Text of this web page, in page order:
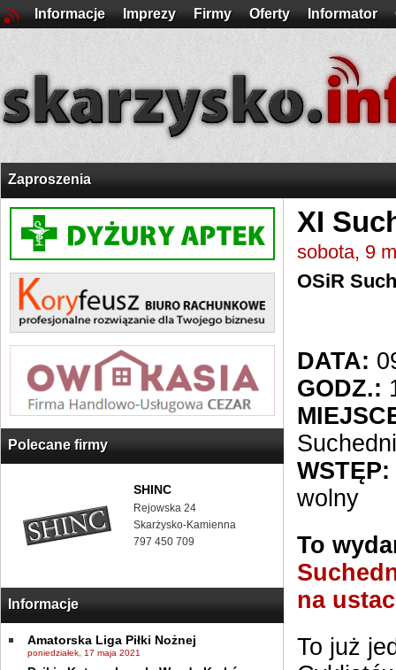
Informacje Imprezy Firmy Oferty Informator
Zaproszenia
Polecane firmy
SHINC
Rejowska 24
Skarżysko-Kamienna
797 450 709
Informacje
Amatorska Liga Piłki Nożnej
poniedziałek, 17 maja 2021
XI
sobota, 9
OSiR
DATA:
GODZ.:
WSTĘP:
wolny
To
na
To już